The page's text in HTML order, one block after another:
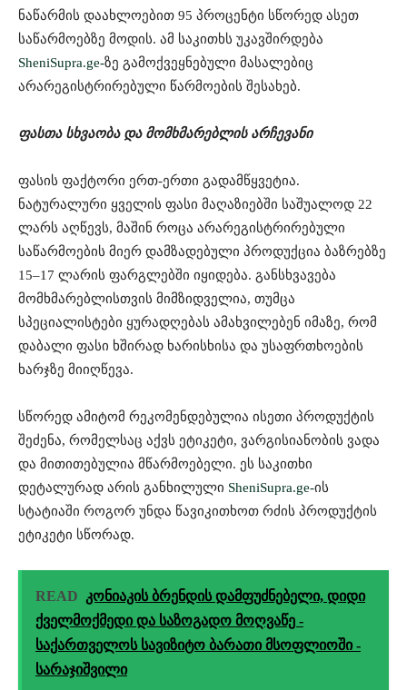
ნაწარმის დაახლოებით 95 პროცენტი სწორედ ასეთ
საწარმოებზე მოდის. ამ საკითხს უკავშირდება
SheniSupra.ge-ზე გამოქვეყნებული მასალებიც
არარეგისტრირებული წარმოების შესახებ.
ფასთა სხვაობა და მომხმარებლის არჩევანი
ფასის ფაქტორი ერთ-ერთი გადამწყვეტია.
ნატურალური ყველის ფასი მაღაზიებში საშუალოდ 22
ლარს აღწევს, მაშინ როცა არარეგისტრირებული
საწარმოების მიერ დამზადებული პროდუქცია ბაზრებზე
15–17 ლარის ფარგლებში იყიდება. განსხვავება
მომხმარებლისთვის მიმზიდველია, თუმცა
სპეციალისტები ყურადღებას ამახვილებენ იმაზე, რომ
დაბალი ფასი ხშირად ხარისხისა და უსაფრთხოების
ხარჯზე მიიღწევა.
სწორედ ამიტომ რეკომენდებულია ისეთი პროდუქტის
შეძენა, რომელსაც აქვს ეტიკეტი, ვარგისიანობის ვადა
და მითითებულია მწარმოებელი. ეს საკითხი
დეტალურად არის განხილული SheniSupra.ge-ის
სტატიაში როგორ უნდა წავიკითხოთ რძის პროდუქტის
ეტიკეტი სწორად.
READ კონიაკის ბრენდის დამფუძნებელი, დიდი
ქველმოქმედი და საზოგადო მოღვაწე -
საქართველოს სავიზიტო ბარათი მსოფლიოში -
სარაჯიშვილი